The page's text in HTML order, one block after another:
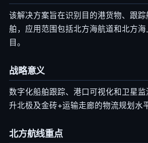
该解决方案旨在识别目的港货物、跟
舶，应用范围包括北方海航道和北方
目。
战略意义
数字化船舶跟踪、港口可视化和卫星
升北极及金砖+运输走廊的物流规划水
北方航线重点